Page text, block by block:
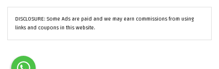
DISCLOSURE: Some Ads are paid and we may earn commissions from using
links and coupons in this website.